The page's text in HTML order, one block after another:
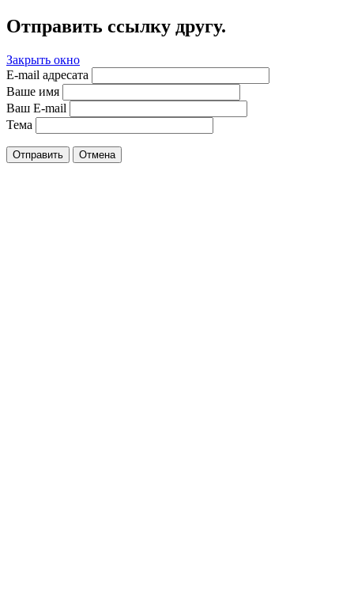
Отправить ссылку другу.
Закрыть окно
E-mail адресата
Ваше имя
Ваш E-mail
Тема
Отправить Отмена